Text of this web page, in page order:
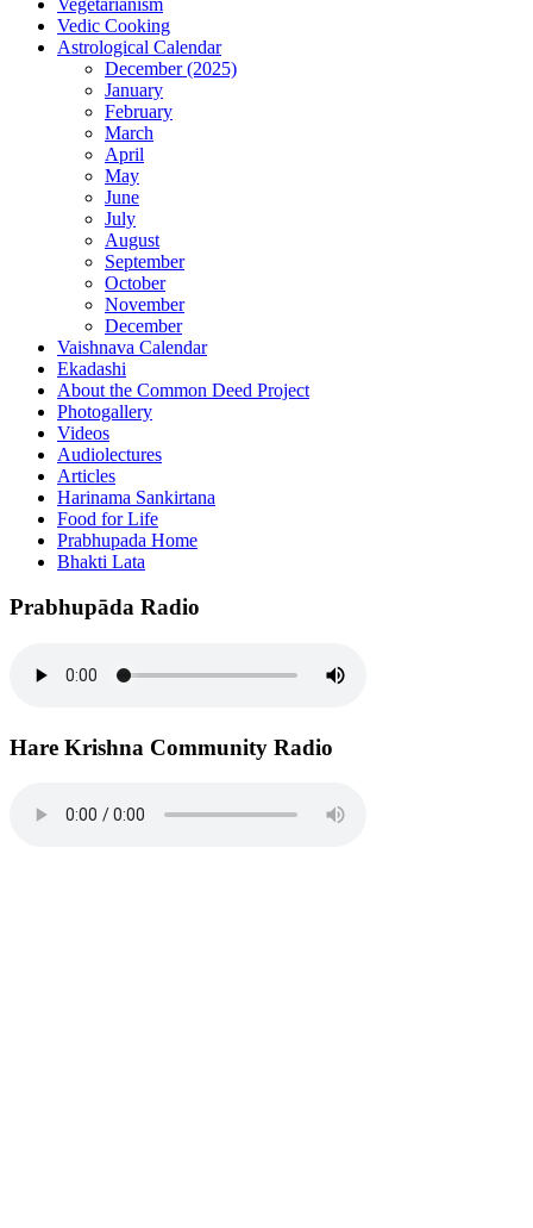
Vedic Cooking
Astrological Calendar
December (2025)
January
February
March
April
May
June
July
August
September
October
November
December
Vaishnava Calendar
Ekadashi
About the Common Deed Project
Photogallery
Videos
Audiolectures
Articles
Harinama Sankirtana
Food for Life
Prabhupada Home
Bhakti Lata
Prabhupāda Radio
Hare Krishna Community Radio